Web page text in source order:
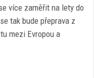
více zaměřit na lety do
tak bude přeprava z
mezi Evropou a